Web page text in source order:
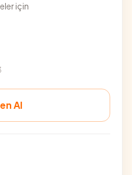
için
Al